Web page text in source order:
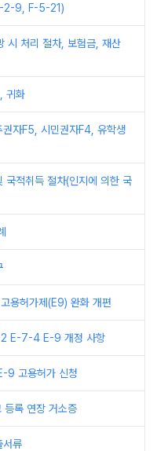
2-9, F-5-21)
시 처리 절차, 보험금, 재산
귀화
권자F5, 시민권자F4, 유학생
국적취득 절차(인지에 의한 국
용허가제(E9) 완화 개편
2 E-7-4 E-9 개정 사항
9 고용허가 신청
등록 연장 거소증
서류